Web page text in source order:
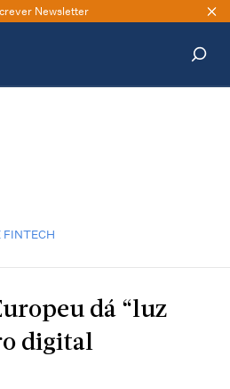
Newsletter
FINTECH
dá “luz
digital